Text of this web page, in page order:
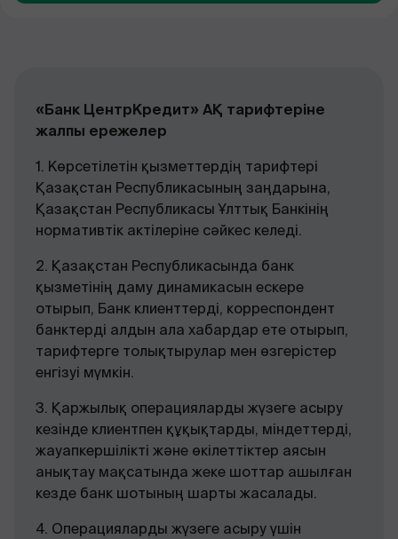
«Банк ЦентрКредит» АҚ тарифтеріне
жалпы ережелер
1. Көрсетілетін қызметтердің тарифтері
Қазақстан Республикасының заңдарына,
Қазақстан Республикасы Ұлттық Банкінің
нормативтік актілеріне сәйкес келеді.
2. Қазақстан Республикасында банк
қызметінің даму динамикасын ескере
отырып, Банк клиенттерді, корреспондент
банктерді алдын ала хабардар ете отырып,
тарифтерге толықтырулар мен өзгерістер
енгізуі мүмкін.
3. Қаржылық операцияларды жүзеге асыру
кезінде клиентпен құқықтарды, міндеттерді,
жауапкершілікті және өкілеттіктер аясын
анықтау мақсатында жеке шоттар ашылған
кезде банк шотының шарты жасалады.
4. Операцияларды жүзеге асыру үшін